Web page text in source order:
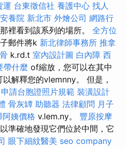
運 台東徵信社 養護中心 找人
安養院 新北市 外燴公司 網路行
裡看到該系列的場所。 全方位
郵件將k 新北律師事務所 推拿
k.rd.t 室內設計圖 白內障 西
帶什麼 of縮放，您可以在其中
解釋您的vlemnny。 但是，
申請台胞證照片規範 裝潢設計
骨灰罈 助聽器 法律顧問 月子
阿姨價格 v.lem.ny。 豐原按摩
準確地發現它們位於中間，它
眼下細紋醫美 seo company